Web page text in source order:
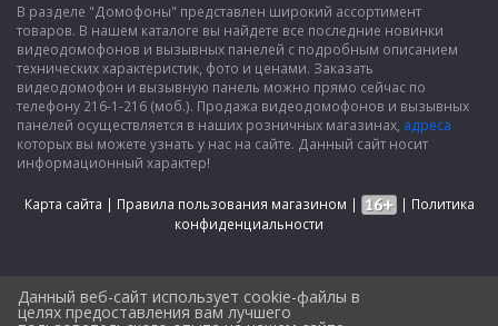
В разделе "Домофоны" представлен широкий ассортимент
товаров. В нашем каталоге вы найдете все последние новинки
видеодомофонов и вызывных панелей с подробным описанием
технических характеристик, фото и ценами. Заказать
видеодомофон и вызывную панель можно прямо сейчас по
телефону 216-1-216 (моб.). Продажа видеодомофонов и вызывных
панелей осуществляется в наших розничных магазинах, адреса
которых вы можете узнать у нас на сайте. Данный сайт носит
информационный характер!
Карта сайта | Правила пользования магазином | | Политика
конфиденциальности
Данный веб-сайт использует cookie-файлы в
целях предоставления вам лучшего